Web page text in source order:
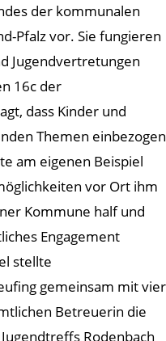
der kommunalen
Pfalz vor. Sie fungieren
Jugendvertretungen
16c der
dass Kinder und
Themen einbezogen
am eigenen Beispiel
vor Ort ihm
Kommune half und
Engagement
stellte
gemeinsam mit vier
Betreuerin die
Rodenbach